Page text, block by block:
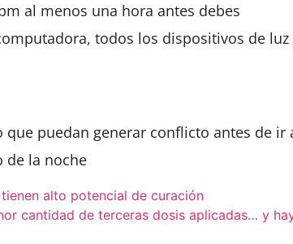
al menos una hora antes debes
todos los dispositivos de luz
puedan generar conflicto antes de ir
de la noche
alto potencial de curación
cantidad de terceras dosis aplicadas… y